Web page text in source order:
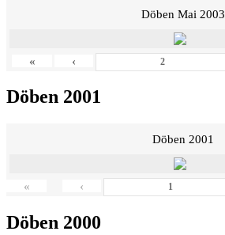
Döben Mai 2003
« ‹
Döben 2001
Döben 2001
« ‹
Döben 2000